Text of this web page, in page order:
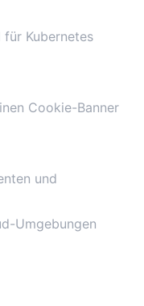
für Kubernetes
Cookie-Banner
und
Umgebungen